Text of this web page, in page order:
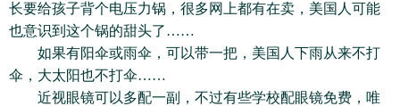
长要给孩子背个电压力锅，很多网上都有在卖，美国人可能
也意识到这个锅的甜头了……
如果有阳伞或雨伞，可以带一把，美国人下雨从来不打
伞，大太阳也不打伞……
近视眼镜可以多配一副，不过有些学校配眼镜免费，唯